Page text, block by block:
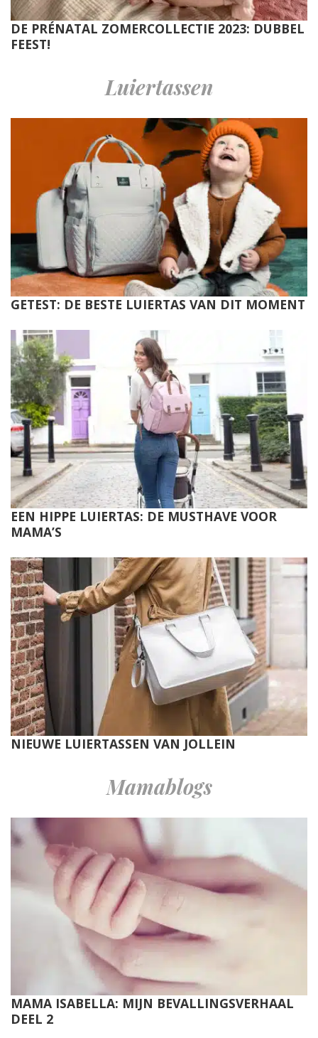
DE PRÉNATAL ZOMERCOLLECTIE 2023: DUBBEL
FEEST!
Luiertassen
GETEST: DE BESTE LUIERTAS VAN DIT MOMENT
EEN HIPPE LUIERTAS: DE MUSTHAVE VOOR
MAMA’S
NIEUWE LUIERTASSEN VAN JOLLEIN
Mamablogs
MAMA ISABELLA: MIJN BEVALLINGSVERHAAL
DEEL 2